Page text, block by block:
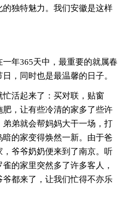
独特魅力。我们安徽是这样
年365天中，最重要的就属春
，同时也是最温馨的日子。
活起来了：买对联，贴窗
，让有些冷清的家多了些许
弟就会帮妈妈大干一场，打
的家变得焕然一新。由于爸
爷爷奶奶便来到了南京。听
的家里突然多了许多客人，
都来了，让我们忙得不亦乐